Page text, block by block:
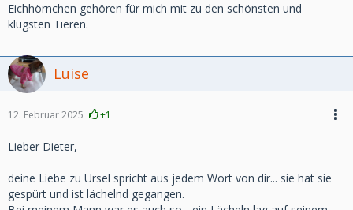
Eichhörnchen gehören für mich mit zu den schönsten und
klugsten Tieren.
Luise
12. Februar 2025 +1
Lieber Dieter,
deine Liebe zu Ursel spricht aus jedem Wort von dir... sie hat sie
gespürt und ist lächelnd gegangen.